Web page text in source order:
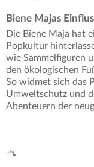
Biene Majas
Die Biene Maja hat
Popkultur
wie Sammelfiguren
den ökologischen
So widmet sich das
Umweltschutz und
Abenteuern der